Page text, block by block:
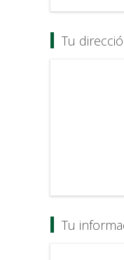
Tu
Tu